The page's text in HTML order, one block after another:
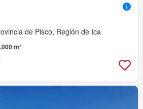
de Pisco, Región de Ica
m²